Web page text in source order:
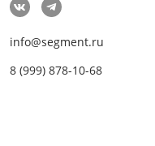
info@segment.ru
8 (999) 878-10-68